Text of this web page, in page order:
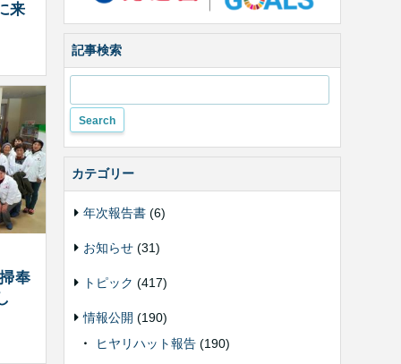
来
奉
記事検索
カテゴリー
年次報告書 (6)
お知らせ (31)
トピック (417)
情報公開 (190)
ヒヤリハット報告 (190)